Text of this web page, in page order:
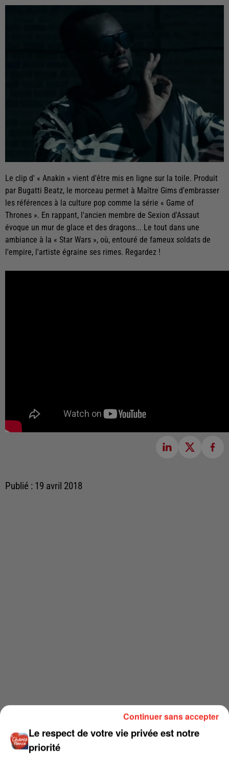
Le clip d' « Anakin » vient d'être mis en ligne sur la toile. Produit
par Bugatti Beatz, le morceau permet à Maître Gims d'embrasser
les références à la culture pop comme la série « Game of
Thrones ». En rappant, l'ancien membre de Sexion d'Assaut
évoque un mur de glace et des dragons... Le tout dans une
ambiance à la « Star Wars », où, entouré de fameux soldats de
l'empire, l'artiste égraine ses rimes. Regardez !
Publié : 19 avril 2018
Le respect de votre vie privée est notre
priorité
Continuer sans accepter